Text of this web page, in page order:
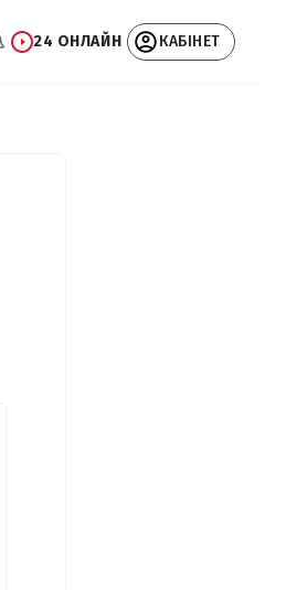
24 ОНЛАЙН КАБІНЕТ